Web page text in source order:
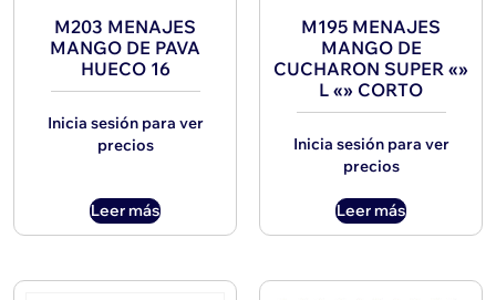
M203 MENAJES
MANGO DE PAVA
HUECO 16
Inicia sesión para ver
precios
Leer más
M195 MENAJES
MANGO DE
CUCHARON SUPER «»
L «» CORTO
Inicia sesión para ver
precios
Leer más